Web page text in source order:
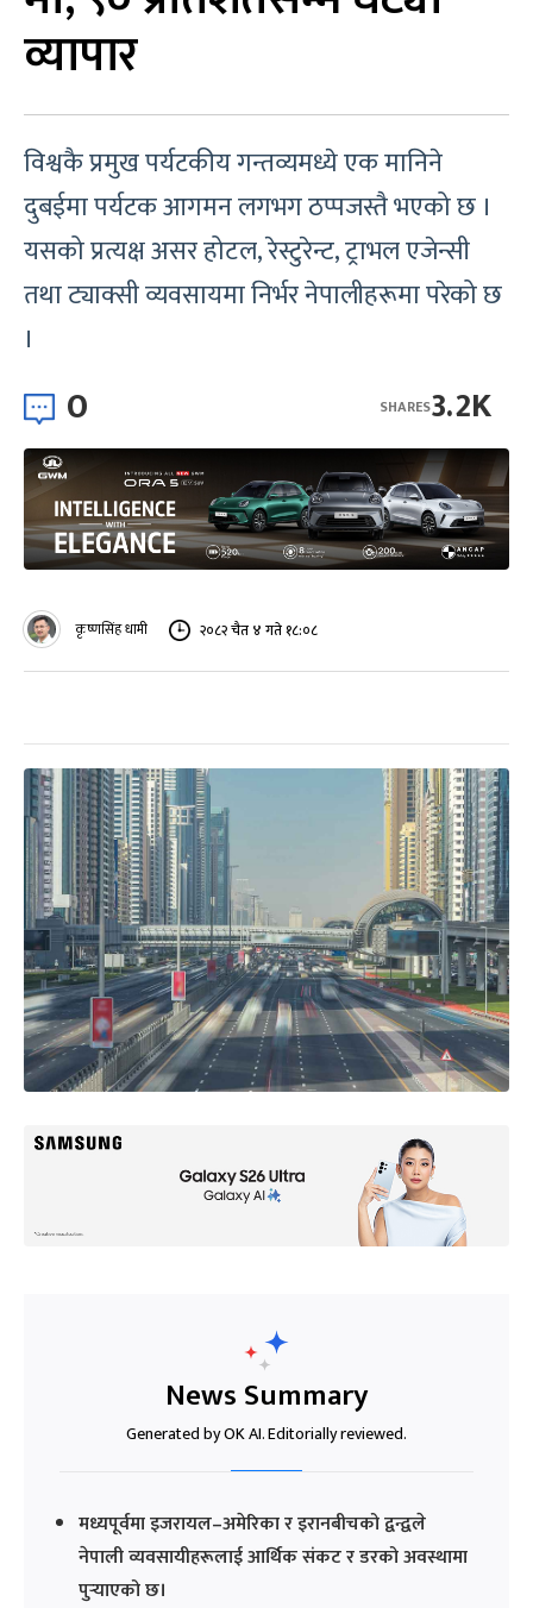
व्यापार
विश्वकै प्रमुख पर्यटकीय गन्तव्यमध्ये एक मानिने
दुबईमा पर्यटक आगमन लगभग ठप्पजस्तै भएको छ ।
यसको प्रत्यक्ष असर होटल, रेस्टुरेन्ट, ट्राभल एजेन्सी
तथा ट्याक्सी व्यवसायमा निर्भर नेपालीहरूमा परेको छ
।
0 3.2K
SHARES
कृष्णसिंह धामी २०८२ चैत ४ गते १८:०८
News Summary
Generated by OK AI. Editorially reviewed.
मध्यपूर्वमा इजरायल–अमेरिका र इरानबीचको द्वन्द्वले
नेपाली व्यवसायीहरूलाई आर्थिक संकट र डरको अवस्थामा
पुर्‍याएको छ।